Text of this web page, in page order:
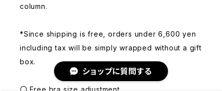
ショップに質問する
column.
*Since shipping is free, orders under 6,600 yen
including tax will be simply wrapped without a gift
box.
〇 Free bra size adjustment